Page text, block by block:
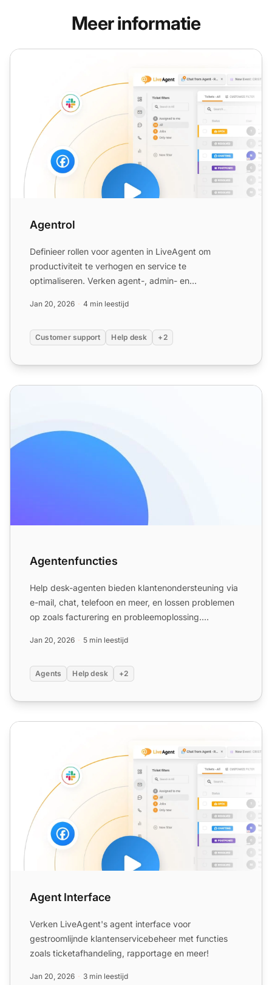
Meer informatie
Agentrol
Agentrol
Definieer rollen voor agenten in LiveAgent om
productiviteit te verhogen en service te
optimaliseren. Verken agent-, admin- en
Jan 20, 2026 4 min leestijd
Customer support Help desk +2
Agentenfuncties
Agentenfuncties
Help desk-agenten bieden klantenondersteuning via
e-mail, chat, telefoon en meer, en lossen problemen
op zoals facturering en probleemoplossing.
Jan 20, 2026 5 min leestijd
Agents Help desk +2
Agent Interface
Agent Interface
Verken LiveAgent's agent interface voor
gestroomlijnde klantenservicebeheer met functies
zoals ticketafhandeling, rapportage en meer!
Jan 20, 2026 3 min leestijd